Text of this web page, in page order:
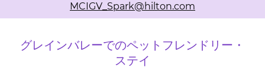
MCIGV_Spark@hilton.com
グレインバレーでのペットフレンドリー・
ステイ